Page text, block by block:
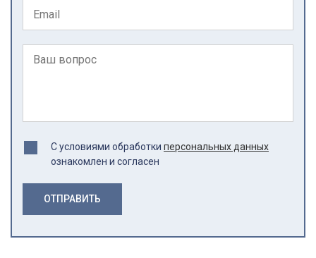
С условиями обработки персональных данных
ознакомлен и согласен
ОТПРАВИТЬ